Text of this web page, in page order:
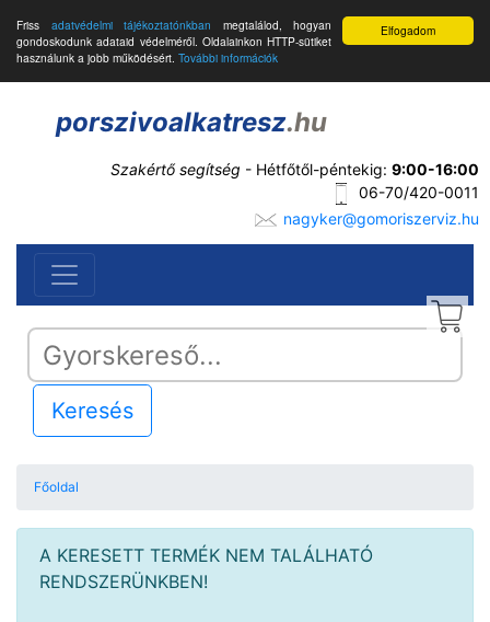
Elfogadom
Friss adatvédelmi tájékoztatónkban megtalálod, hogyan
gondoskodunk adataid védelméről. Oldalainkon HTTP-sütiket
használunk a jobb működésért. További információk
porszivoalkatresz.hu
Szakértő segítség - Hétfőtől-péntekig: 9:00-16:00
06-70/420-0011
nagyker@gomoriszerviz.hu
Keresés
Főoldal
A KERESETT TERMÉK NEM TALÁLHATÓ
RENDSZERÜNKBEN!